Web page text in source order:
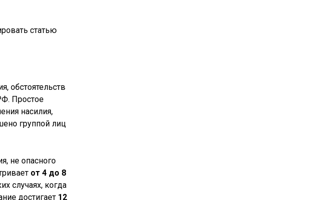
статью
обстоятельств
Простое
насилия,
группой лиц
не опасного
от 4 до 8
случаях, когда
достигает 12